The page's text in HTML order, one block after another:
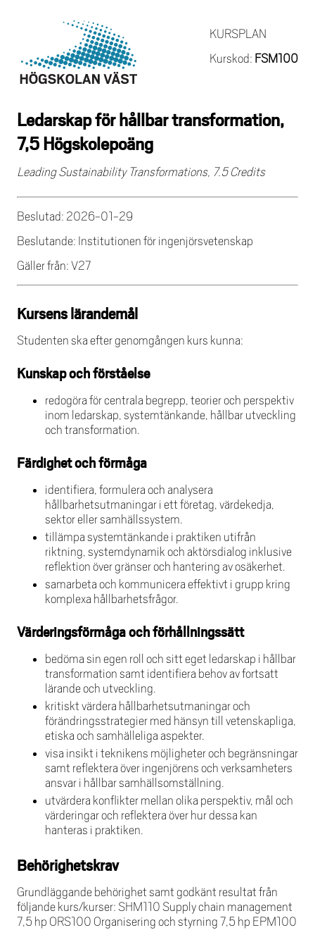
KURSPLAN
Kurskod: FSM100
Ledarskap för hållbar transformation,
7,5 Högskolepoäng
Leading Sustainability Transformations, 7.5 Credits
Beslutad: 2026-01-29
Beslutande: Institutionen för ingenjörsvetenskap
Gäller från: V27
Kursens lärandemål
Studenten ska efter genomgången kurs kunna:
Kunskap och förståelse
redogöra för centrala begrepp, teorier och perspektiv
inom ledarskap, systemtänkande, hållbar utveckling
och transformation.
Färdighet och förmåga
identifiera, formulera och analysera
hållbarhetsutmaningar i ett företag, värdekedja,
sektor eller samhällssystem.
tillämpa systemtänkande i praktiken utifrån
riktning, systemdynamik och aktörsdialog inklusive
reflektion över gränser och hantering av osäkerhet.
samarbeta och kommunicera effektivt i grupp kring
komplexa hållbarhetsfrågor.
Värderingsförmåga och förhållningssätt
bedöma sin egen roll och sitt eget ledarskap i hållbar
transformation samt identifiera behov av fortsatt
lärande och utveckling.
kritiskt värdera hållbarhetsutmaningar och
förändringsstrategier med hänsyn till vetenskapliga,
etiska och samhälleliga aspekter.
visa insikt i teknikens möjligheter och begränsningar
samt reflektera över ingenjörens och verksamheters
ansvar i hållbar samhällsomställning.
utvärdera konflikter mellan olika perspektiv, mål och
värderingar och reflektera över hur dessa kan
hanteras i praktiken.
Behörighetskrav
Grundläggande behörighet samt godkänt resultat från
följande kurs/kurser: SHM110 Supply chain management
7,5 hp ORS100 Organisering och styrning 7,5 hp EPM100